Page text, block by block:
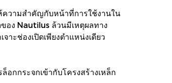
ความสำคัญกับหน้าที่การใช้งานใน
อง Nautilus ล้วนมีเหตุผลทาง
าะช่องเปิดเพียงตำแหน่งเดียว
กกระจกเข้ากับโครงสร้างเหล็ก